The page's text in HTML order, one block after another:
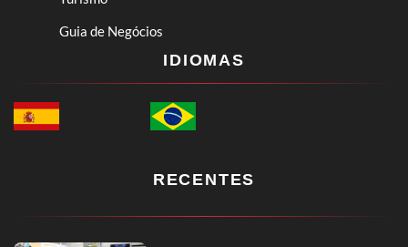
Guia de Negócios
IDIOMAS
RECENTES